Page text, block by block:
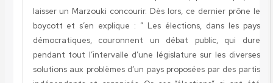
laisser un Marzouki concourir. Dès lors, ce dernier prône le
boycott et s’en explique : ” Les élections, dans les pays
démocratiques, couronnent un débat public, qui dure
pendant tout l’intervalle d’une législature sur les diverses
solutions aux problèmes d’un pays proposées par des partis